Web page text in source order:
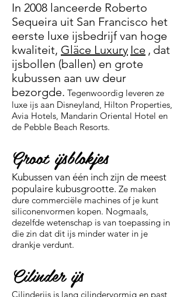
In 2008 lanceerde Roberto
Sequeira uit San Francisco het
eerste luxe ijsbedrijf van hoge
kwaliteit, Gläce Luxury Ice , dat
ijsbollen (ballen) en grote
kubussen aan uw deur
bezorgde. Tegenwoordig leveren ze
luxe ijs aan Disneyland, Hilton Properties,
Avia Hotels, Mandarin Oriental Hotel en
de Pebble Beach Resorts.
Groot ijsblokjes
Kubussen van één inch zijn de meest
populaire kubusgrootte. Ze maken
dure commerciële machines of je kunt
siliconenvormen kopen. Nogmaals,
dezelfde wetenschap is van toepassing in
die zin dat dit ijs minder water in je
drankje verdunt.
Cilinder ijs
Cilinderijs is lang cilindervormig en past